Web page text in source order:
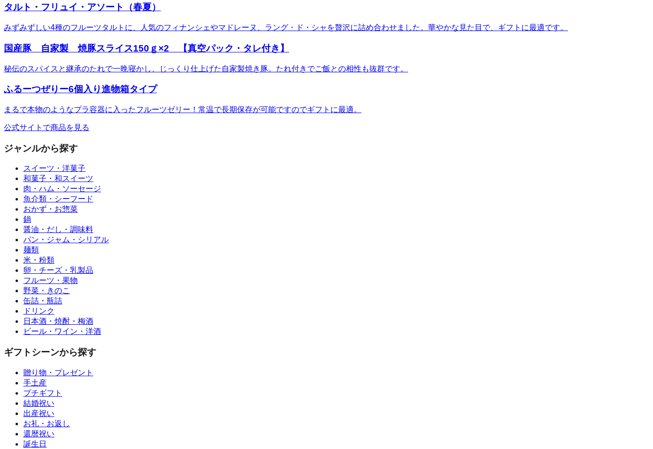
タルト・フリュイ・アソート（春夏）
みずみずしい4種のフルーツタルトに、人気のフィナンシェやマドレーヌ、ラング・ド・シャを贅沢に詰め合わせました。華やかな見た目で、ギフトに最適です。
国産豚 自家製 焼豚スライス150ｇ×2 【真空パック・タレ付き】
秘伝のスパイスと継承のたれで一晩寝かし、じっくり仕上げた自家製焼き豚。たれ付きでご飯との相性も抜群です。
ふるーつぜりー6個入り進物箱タイプ
まるで本物のようなプラ容器に入ったフルーツゼリー！常温で長期保存が可能ですのでギフトに最適。
公式サイトで商品を見る
ジャンルから探す
スイーツ・洋菓子
和菓子・和スイーツ
肉・ハム・ソーセージ
魚介類・シーフード
おかず・お惣菜
鍋
醤油・だし・調味料
パン・ジャム・シリアル
麺類
米・粉類
卵・チーズ・乳製品
フルーツ・果物
野菜・きのこ
缶詰・瓶詰
ドリンク
日本酒・焼酎・梅酒
ビール・ワイン・洋酒
ギフトシーンから探す
贈り物・プレゼント
手土産
プチギフト
結婚祝い
出産祝い
お礼・お返し
還暦祝い
誕生日